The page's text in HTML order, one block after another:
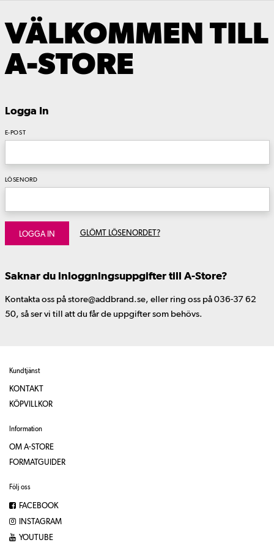
VÄLKOMMEN TILL
A-STORE
Logga In
E-POST
LÖSENORD
LOGGA IN GLÖMT LÖSENORDET?
Saknar du inloggningsuppgifter till A-Store?
Kontakta oss på store@addbrand.se, eller ring oss på 036-37 62
50, så ser vi till att du får de uppgifter som behövs.
Kundtjänst
KONTAKT
KÖPVILLKOR
Information
OM A-STORE
FORMATGUIDER
Följ oss
FACEBOOK
INSTAGRAM
YOUTUBE